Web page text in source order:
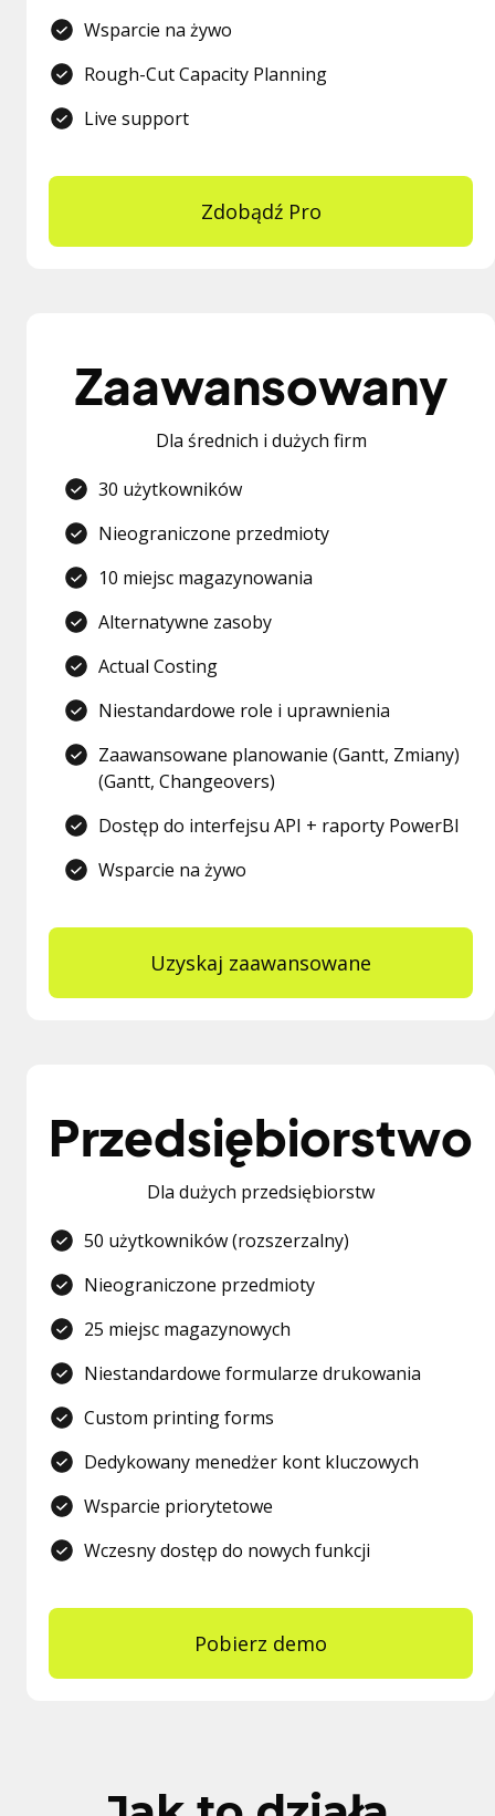
Wsparcie na żywo
Rough-Cut Capacity Planning
Live support
Zdobądź Pro
Zaawansowany
Dla średnich i dużych firm
30 użytkowników
Nieograniczone przedmioty
10 miejsc magazynowania
Alternatywne zasoby
Actual Costing
Niestandardowe role i uprawnienia
Zaawansowane planowanie (Gantt, Zmiany)
(Gantt, Changeovers)
Dostęp do interfejsu API + raporty PowerBI
Wsparcie na żywo
Uzyskaj zaawansowane
Przedsiębiorstwo
Dla dużych przedsiębiorstw
50 użytkowników (rozszerzalny)
Nieograniczone przedmioty
25 miejsc magazynowych
Niestandardowe formularze drukowania
Custom printing forms
Dedykowany menedżer kont kluczowych
Wsparcie priorytetowe
Wczesny dostęp do nowych funkcji
Pobierz demo